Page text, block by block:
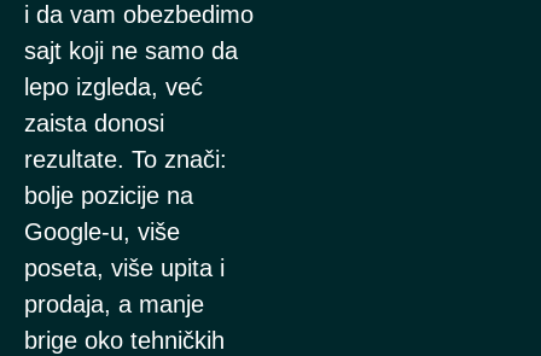
i da vam obezbedimo
sajt koji ne samo da
lepo izgleda, već
zaista donosi
rezultate. To znači:
bolje pozicije na
Google-u, više
poseta, više upita i
prodaja, a manje
brige oko tehničkih